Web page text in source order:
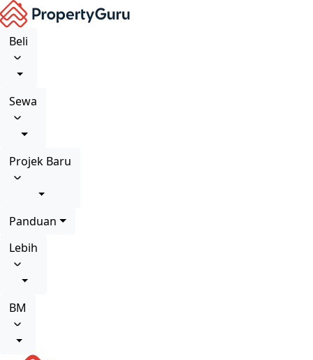
Beli
Sewa
Projek Baru
Panduan
Lebih
BM